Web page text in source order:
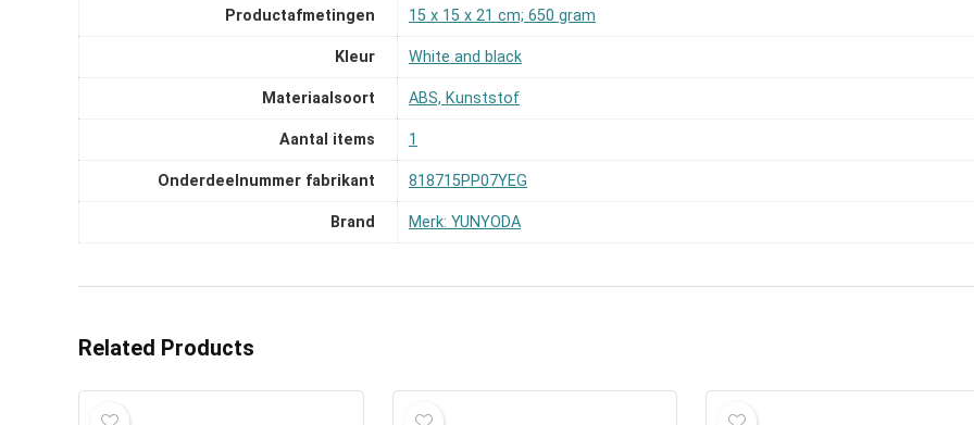
Productafmetingen ‎15 x 15 x 21 cm; 650 gram
Kleur ‎White and black
Materiaalsoort ‎ABS, Kunststof
Aantal items ‎1
Onderdeelnummer fabrikant ‎818715PP07YEG
Brand Merk: YUNYODA
Related Products